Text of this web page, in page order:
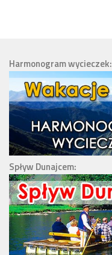
Harmonogram wycieczek:
Spływ Dunajcem: